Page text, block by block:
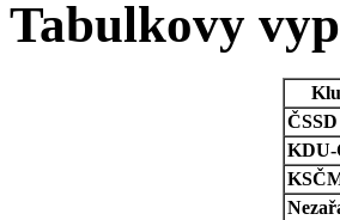
Tabulkovy
ČSSD
KDU-